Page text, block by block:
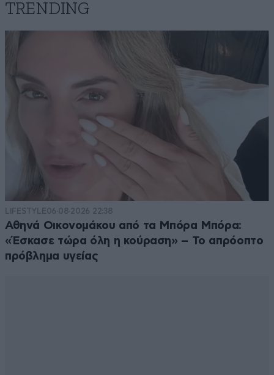
TRENDING
LIFESTYLE06·08·2026 22:38
Αθηνά Οικονομάκου από τα Μπόρα Μπόρα:
«Έσκασε τώρα όλη η κούραση» – Το απρόοπτο
πρόβλημα υγείας